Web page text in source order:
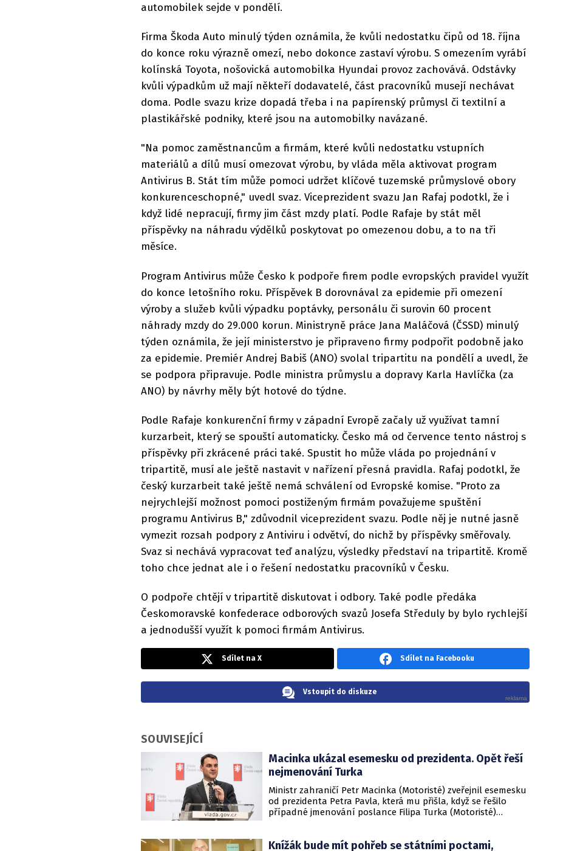
automobilek sejde v pondělí.
Firma Škoda Auto minulý týden oznámila, že kvůli nedostatku čipů od 18. října
do konce roku výrazně omezí, nebo dokonce zastaví výrobu. S omezením vyrábí
kolínská Toyota, nošovická automobilka Hyundai provoz zachovává. Odstávky
kvůli výpadkům už mají někteří dodavatelé, část pracovníků musejí nechávat
doma. Podle svazu krize dopadá třeba i na papírenský průmysl či textilní a
plastikářské podniky, které jsou na automobilky navázané.
"Na pomoc zaměstnancům a firmám, které kvůli nedostatku vstupních
materiálů a dílů musí omezovat výrobu, by vláda měla aktivovat program
Antivirus B. Stát tím může pomoci udržet klíčové tuzemské průmyslové obory
konkurenceschopné," uvedl svaz. Viceprezident svazu Jan Rafaj podotkl, že i
když lidé nepracují, firmy jim část mzdy platí. Podle Rafaje by stát měl
příspěvky na náhradu výdělků poskytovat po omezenou dobu, a to na tři
měsíce.
Program Antivirus může Česko k podpoře firem podle evropských pravidel využít
do konce letošního roku. Příspěvek B dorovnával za epidemie při omezení
výroby a služeb kvůli výpadku poptávky, personálu či surovin 60 procent
náhrady mzdy do 29.000 korun. Ministryně práce Jana Maláčová (ČSSD) minulý
týden oznámila, že její ministerstvo je připraveno firmy podpořit podobně jako
za epidemie. Premiér Andrej Babiš (ANO) svolal tripartitu na pondělí a uvedl, že
se podpora připravuje. Podle ministra průmyslu a dopravy Karla Havlíčka (za
ANO) by návrhy měly být hotové do týdne.
Podle Rafaje konkurenční firmy v západní Evropě začaly už využívat tamní
kurzarbeit, který se spouští automaticky. Česko má od července tento nástroj s
příspěvky při zkrácené práci také. Spustit ho může vláda po projednání v
tripartitě, musí ale ještě nastavit v nařízení přesná pravidla. Rafaj podotkl, že
český kurzarbeit také ještě nemá schválení od Evropské komise. "Proto za
nejrychlejší možnost pomoci postiženým firmám považujeme spuštění
programu Antivirus B," zdůvodnil viceprezident svazu. Podle něj je nutné jasně
vymezit rozsah podpory z Antiviru i odvětví, do nichž by příspěvky směřovaly.
Svaz si nechává vypracovat teď analýzu, výsledky představí na tripartitě. Kromě
toho chce jednat ale i o řešení nedostatku pracovníků v Česku.
O podpoře chtějí v tripartitě diskutovat i odbory. Také podle předáka
Českomoravské konfederace odborových svazů Josefa Středuly by bylo rychlejší
a jednodušší využít k pomoci firmám Antivirus.
Sdílet na X Sdílet na Facebooku
Vstoupit do diskuze
SOUVISEJÍCÍ
Macinka ukázal esemesku od prezidenta. Opět řeší
nejmenování Turka
Ministr zahraničí Petr Macinka (Motoristé) zveřejnil esemesku
od prezidenta Petra Pavla, která mu přišla, když se řešilo
případné jmenování poslance Filipa Turka (Motoristé)
okolností.
Knížák bude mít pohřeb se státními poctami,